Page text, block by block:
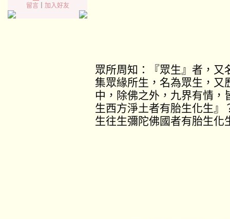
留言｜ 加入好友
眾所周知：『眾生』者，
集眾緣所生，名為眾生，又
中，除佛之外，九界有情
生西方淨土者有胎生化生
生往生彌陀佛國者有胎生化